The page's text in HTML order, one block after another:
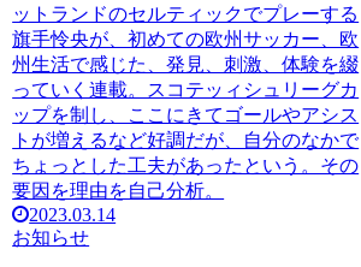
ットランドのセルティックでプレーする
旗手怜央が、初めての欧州サッカー、欧
州生活で感じた、発見、刺激、体験を綴
っていく連載。スコテッィシュリーグカ
ップを制し、ここにきてゴールやアシス
トが増えるなど好調だが、自分のなかで
ちょっとした工夫があったという。その
要因を理由を自己分析。
2023.03.14
お知らせ